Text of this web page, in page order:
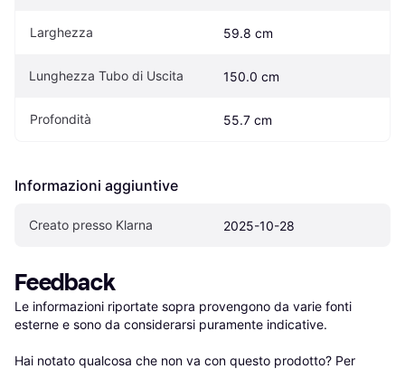
Larghezza 59.8 cm
Lunghezza Tubo di Uscita 150.0 cm
Profondità 55.7 cm
Informazioni aggiuntive
Creato presso Klarna 2025-10-28
Feedback
Le informazioni riportate sopra provengono da varie fonti
esterne e sono da considerarsi puramente indicative.
Hai notato qualcosa che non va con questo prodotto? Per